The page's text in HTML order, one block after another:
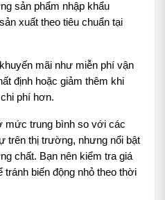
sản phẩm nhập khẩu
xuất theo tiêu chuẩn tại
mãi như miễn phí vận
định hoặc giảm thêm khi
phí hơn.
mức trung bình so với các
trên thị trường, nhưng nổi bật
chất. Bạn nên kiểm tra giá
tránh biến động nhỏ theo thời